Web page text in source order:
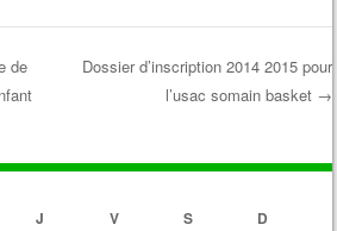
de
Dossier d’inscription 2014 2015 pour
l’usac somain basket →
J V S D